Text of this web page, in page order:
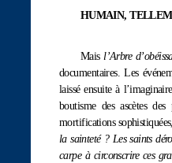
HUMAIN,
Maisl’Arbre
documentaires. Les
laissé ensuite à
boutisme des ascètes
mortifications
la sainteté ? Les saints
carpe à circonscrire ces